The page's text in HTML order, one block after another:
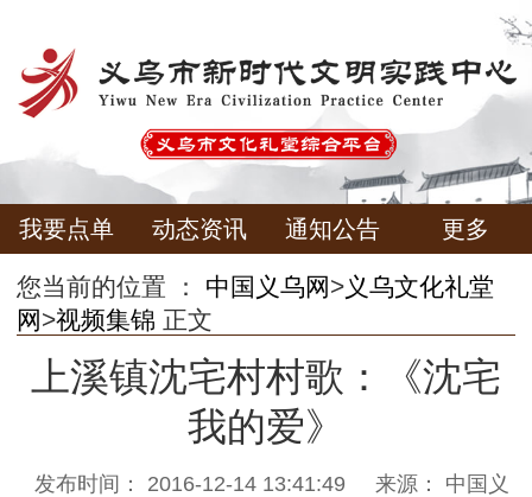
我要点单 动态资讯 通知公告 更多
您当前的位置 ： 中国义乌网>义乌文化礼堂
网>视频集锦 正文
上溪镇沈宅村村歌：《沈宅
我的爱》
发布时间： 2016-12-14 13:41:49 来源： 中国义